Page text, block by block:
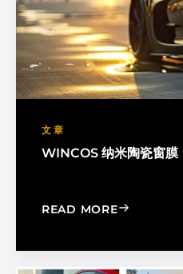
文章
WINCOS 纳米陶瓷窗膜
READ MORE: WINCOS